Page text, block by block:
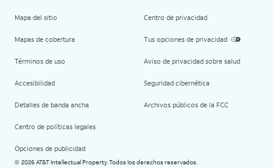
Mapa del sitio
Mapas de cobertura
Términos de uso
Accesibilidad
Detalles de banda ancha
Centro de políticas legales
Opciones de publicidad
Centro de privacidad
Tus opciones de privacidad
Aviso de privacidad sobre salud
Seguridad cibernética
Archivos públicos de la FCC
© 2026 AT&T Intellectual Property. Todos los derechos reservados.